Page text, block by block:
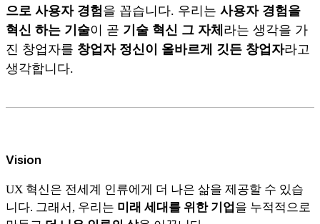
으로 사용자 경험을 꼽습니다. 우리는 사용자 경험을
혁신 하는 기술이 곧 기술 혁신 그 자체 라는 생각을 가
진 창업자를 창업자 정신이 올바르게 깃든 창업자라고
생각합니다.
Vision
UX 혁신은 전세계 인류에게 더 나은 삶을 제공할 수 있습
니다. 그래서, 우리는 미래 세대를 위한 기업 을 누적적으로